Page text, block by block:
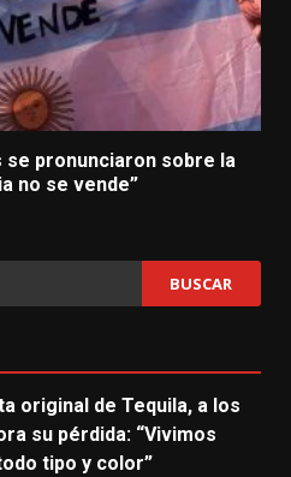
pronunciaron sobre la
no se vende”
original de Tequila, a los
su pérdida: “Vivimos
tipo y color”